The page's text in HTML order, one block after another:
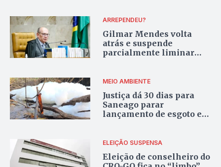
ARREPENDEU?
Gilmar Mendes volta
atrás e suspende
parcialmente liminar
MEIO AMBIENTE
Justiça dá 30 dias para
Saneago parar
lançamento de esgoto e
ELEIÇÃO SUSPENSA
Eleição de conselheiro do